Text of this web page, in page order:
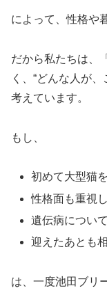
によって、性格や
だから私たちは、
く、“どんな人が
考えています。
もし、
初めて大型猫
性格面も重視
遺伝病につい
迎えたあとも
は、一度池田ブリ